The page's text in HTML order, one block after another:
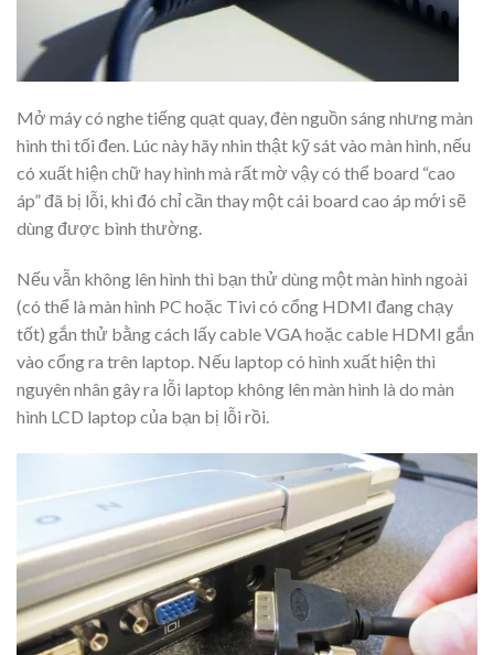
Mở máy có nghe tiếng quạt quay, đèn nguồn sáng nhưng màn
hình thì tối đen. Lúc này hãy nhìn thật kỹ sát vào màn hình, nếu
có xuất hiện chữ hay hình mà rất mờ vậy có thể board “cao
áp” đã bị lỗi, khi đó chỉ cần thay một cái board cao áp mới sẽ
dùng được bình thường.
Nếu vẫn không lên hình thì bạn thử dùng một màn hình ngoài
(có thể là màn hình PC hoặc Tivi có cổng HDMI đang chạy
tốt) gắn thử bằng cách lấy cable VGA hoặc cable HDMI gắn
vào cổng ra trên laptop. Nếu laptop có hình xuất hiện thì
nguyên nhân gây ra lỗi laptop không lên màn hình là do màn
hình LCD laptop của bạn bị lỗi rồi.